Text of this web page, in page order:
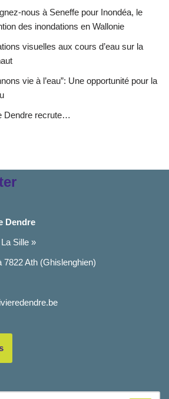
nous à Seneffe pour Inondéa, le
des inondations en Wallonie
visuelles aux cours d’eau sur la
vie à l’eau”: Une opportunité pour la
Dendre recrute…
Dendre
Sille »
Ath (Ghislenghien)